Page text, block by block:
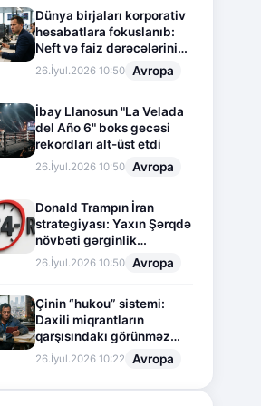
Dünya birjaları korporativ
hesabatlara fokuslanıb:
Neft və faiz dərəcələrinin
təsiri altında cari vəziyyət
26.İyul.2026 10:50 Avropa
İbay Llanosun "La Velada
del Año 6" boks gecəsi
rekordları alt-üst etdi
26.İyul.2026 10:50 Avropa
Donald Trampın İran
strategiyası: Yaxın Şərqdə
növbəti gərginlik
mərhələsi
26.İyul.2026 10:50 Avropa
Çinin “hukou” sistemi:
Daxili miqrantların
qarşısındakı görünməz
sədd
26.İyul.2026 10:22 Avropa